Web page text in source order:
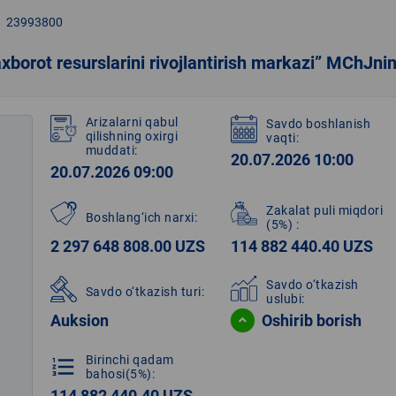
23993800
resurslarini rivojlantirish markazi”
Arizalarni qabul
qilishning oxirgi
muddati:
20.07.2026 09:00
Savdo boshlanish
vaqti:
20.07.2026 10:00
Boshlang‘ich narxi:
2 297 648 808.00 UZS
Zakalat puli miqdori
(5%) :
114 882 440.40 UZS
Savdo o‘tkazish turi:
Auksion
Savdo o‘tkazish
uslubi:
Oshirib borish
format_list_numbered
Birinchi qadam
bahosi(5%):